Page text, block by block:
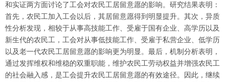
和实证两方面讨论了工会对农民工居留意愿的影响。研究结果表明：
首先，农民工加入工会以后，其居留意愿得到明显提升。其次，异质
性分析发现，相较于从事高技能工作、受雇于国有企业、高学历以及
新生代的农民工，工会对从事低技能工作、受雇于私营企业、低学历
以及老一代农民工居留意愿的影响更为明显。最后，机制分析表明，
通过发挥维权和维稳的双重职能，维护农民工劳动权益并增强农民工
的社会融入感，是工会提升农民工居留意愿的有效途径。因此，继续